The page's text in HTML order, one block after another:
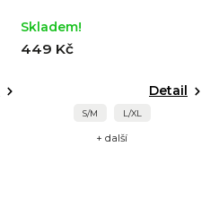
Skladem!
449 Kč
Detail
S/M L/XL
+ další